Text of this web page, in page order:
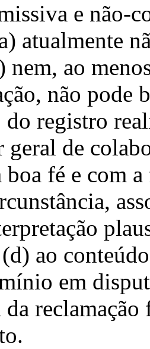
e não-
atualmente
nem, ao
não
do registro
geral de
fé e com a
ao
em